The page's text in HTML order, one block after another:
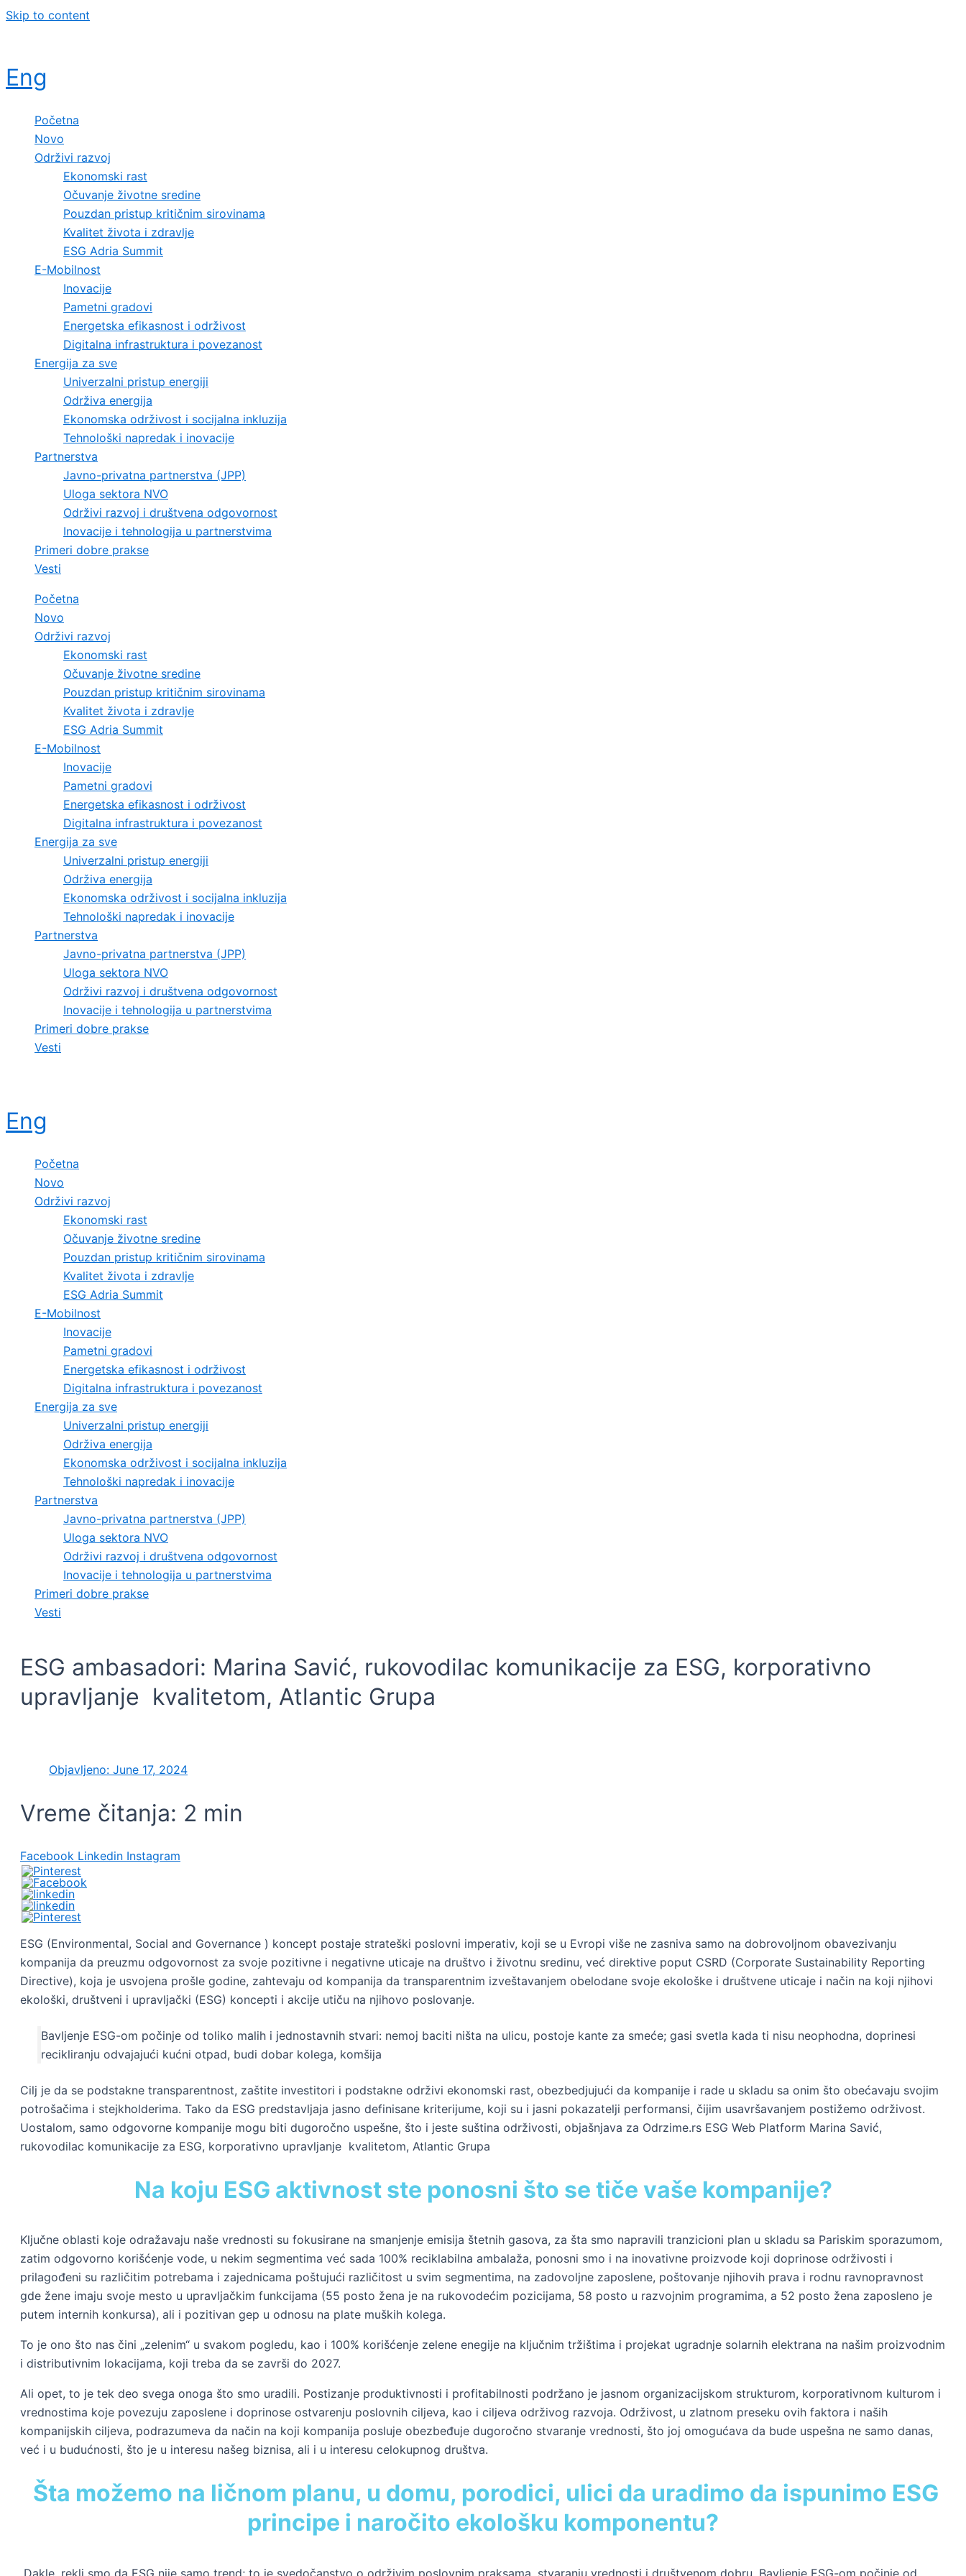
Skip to content
Eng
Početna
Novo
Održivi razvoj
Ekonomski rast
Očuvanje životne sredine
Pouzdan pristup kritičnim sirovinama
Kvalitet života i zdravlje
ESG Adria Summit
E-Mobilnost
Inovacije
Pametni gradovi
Energetska efikasnost i održivost
Digitalna infrastruktura i povezanost
Energija za sve
Univerzalni pristup energiji
Održiva energija
Ekonomska održivost i socijalna inkluzija
Tehnološki napredak i inovacije
Partnerstva
Javno-privatna partnerstva (JPP)
Uloga sektora NVO
Održivi razvoj i društvena odgovornost
Inovacije i tehnologija u partnerstvima
Primeri dobre prakse
Vesti
Početna
Novo
Održivi razvoj
Ekonomski rast
Očuvanje životne sredine
Pouzdan pristup kritičnim sirovinama
Kvalitet života i zdravlje
ESG Adria Summit
E-Mobilnost
Inovacije
Pametni gradovi
Energetska efikasnost i održivost
Digitalna infrastruktura i povezanost
Energija za sve
Univerzalni pristup energiji
Održiva energija
Ekonomska održivost i socijalna inkluzija
Tehnološki napredak i inovacije
Partnerstva
Javno-privatna partnerstva (JPP)
Uloga sektora NVO
Održivi razvoj i društvena odgovornost
Inovacije i tehnologija u partnerstvima
Primeri dobre prakse
Vesti
Eng
Početna
Novo
Održivi razvoj
Ekonomski rast
Očuvanje životne sredine
Pouzdan pristup kritičnim sirovinama
Kvalitet života i zdravlje
ESG Adria Summit
E-Mobilnost
Inovacije
Pametni gradovi
Energetska efikasnost i održivost
Digitalna infrastruktura i povezanost
Energija za sve
Univerzalni pristup energiji
Održiva energija
Ekonomska održivost i socijalna inkluzija
Tehnološki napredak i inovacije
Partnerstva
Javno-privatna partnerstva (JPP)
Uloga sektora NVO
Održivi razvoj i društvena odgovornost
Inovacije i tehnologija u partnerstvima
Primeri dobre prakse
Vesti
ESG ambasadori: Marina Savić, rukovodilac komunikacije za ESG, korporativno
upravljanje kvalitetom, Atlantic Grupa
Objavljeno: June 17, 2024
Vreme čitanja: 2 min
Facebook Linkedin Instagram
ESG (Environmental, Social and Governance ) koncept postaje strateški poslovni imperativ, koji se u Evropi više ne zasniva samo na dobrovoljnom obavezivanju
kompanija da preuzmu odgovornost za svoje pozitivne i negativne uticaje na društvo i životnu sredinu, već direktive poput CSRD (Corporate Sustainability Reporting
Directive), koja je usvojena prošle godine, zahtevaju od kompanija da transparentnim izveštavanjem obelodane svoje ekološke i društvene uticaje i način na koji njihovi
ekološki, društveni i upravljački (ESG) koncepti i akcije utiču na njihovo poslovanje.
Bavljenje ESG-om počinje od toliko malih i jednostavnih stvari: nemoj baciti ništa na ulicu, postoje kante za smeće; gasi svetla kada ti nisu neophodna, doprinesi
recikliranju odvajajući kućni otpad, budi dobar kolega, komšija
Cilj je da se podstakne transparentnost, zaštite investitori i podstakne održivi ekonomski rast, obezbedjujući da kompanije i rade u skladu sa onim što obećavaju svojim
potrošačima i stejkholderima. Tako da ESG predstavljaja jasno definisane kriterijume, koji su i jasni pokazatelji performansi, čijim usavršavanjem postižemo održivost.
Uostalom, samo odgovorne kompanije mogu biti dugoročno uspešne, što i jeste suština održivosti, objašnjava za Odrzime.rs ESG Web Platform Marina Savić,
rukovodilac komunikacije za ESG, korporativno upravljanje kvalitetom, Atlantic Grupa
Na koju ESG aktivnost ste ponosni što se tiče vaše kompanije?
Ključne oblasti koje odražavaju naše vrednosti su fokusirane na smanjenje emisija štetnih gasova, za šta smo napravili tranzicioni plan u skladu sa Pariskim sporazumom,
zatim odgovorno korišćenje vode, u nekim segmentima već sada 100% reciklabilna ambalaža, ponosni smo i na inovativne proizvode koji doprinose održivosti i
prilagođeni su različitim potrebama i zajednicama poštujući različitost u svim segmentima, na zadovoljne zaposlene, poštovanje njihovih prava i rodnu ravnopravnost
gde žene imaju svoje mesto u upravljačkim funkcijama (55 posto žena je na rukovodećim pozicijama, 58 posto u razvojnim programima, a 52 posto žena zaposleno je
putem internih konkursa), ali i pozitivan gep u odnosu na plate muških kolega.
To je ono što nas čini „zelenim“ u svakom pogledu, kao i 100% korišćenje zelene enegije na ključnim tržištima i projekat ugradnje solarnih elektrana na našim proizvodnim
i distributivnim lokacijama, koji treba da se završi do 2027.
Ali opet, to je tek deo svega onoga što smo uradili. Postizanje produktivnosti i profitabilnosti podržano je jasnom organizacijskom strukturom, korporativnom kulturom i
vrednostima koje povezuju zaposlene i doprinose ostvarenju poslovnih ciljeva, kao i ciljeva održivog razvoja. Održivost, u zlatnom preseku ovih faktora i naših
kompanijskih ciljeva, podrazumeva da način na koji kompanija posluje obezbeđuje dugoročno stvaranje vrednosti, što joj omogućava da bude uspešna ne samo danas,
već i u budućnosti, što je u interesu našeg biznisa, ali i u interesu celokupnog društva.
Šta možemo na ličnom planu, u domu, porodici, ulici da uradimo da ispunimo ESG
principe i naročito ekološku komponentu?
Dakle, rekli smo da ESG nije samo trend; to je svedočanstvo o održivim poslovnim praksama, stvaranju vrednosti i društvenom dobru. Bavljenje ESG-om počinje od